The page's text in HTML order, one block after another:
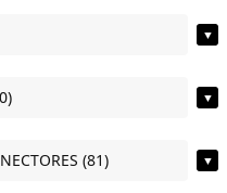
▼
▼
(81) ▼